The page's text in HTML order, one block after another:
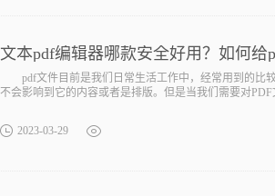
文本pdf编辑器哪款安全好用？如何给
pdf文件目前是我们日常生活工作中，经常用到的比
不会影响到它的内容或者是排版。但是当我们需要对
2023-03-29